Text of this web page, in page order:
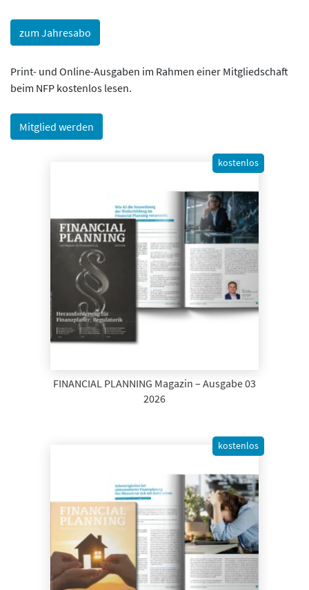
zum Jahresabo
Print- und Online-Ausgaben im Rahmen einer Mitgliedschaft
beim NFP kostenlos lesen.
Mitglied werden
FINANCIAL PLANNING Magazin – Ausgabe 03
2026
kostenlos
kostenlos